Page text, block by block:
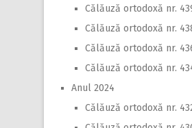
Călăuză ortodoxă nr.
Călăuză ortodoxă nr.
Călăuză ortodoxă nr.
Călăuză ortodoxă nr.
Anul 2024
Călăuză ortodoxă nr.